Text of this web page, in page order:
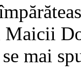
Maicii
mai